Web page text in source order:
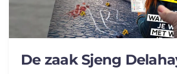
De zaak Sjeng